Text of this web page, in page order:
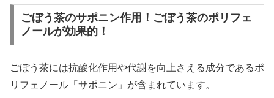
ごぼう茶のサポニン作用！ごぼう茶のポリフェ
ノールが効果的！
ごぼう茶には抗酸化作用や代謝を向上さえる成分であるポ
リフェノール「サポニン」が含まれています。